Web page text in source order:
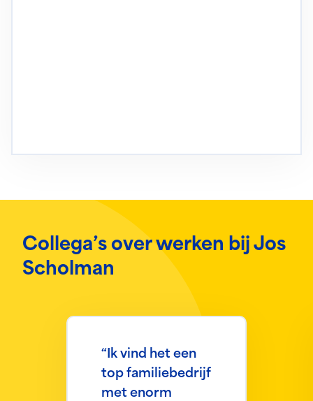
Collega’s over werken bij Jos
Scholman
“Ik vind het een
top familiebedrijf
met enorm